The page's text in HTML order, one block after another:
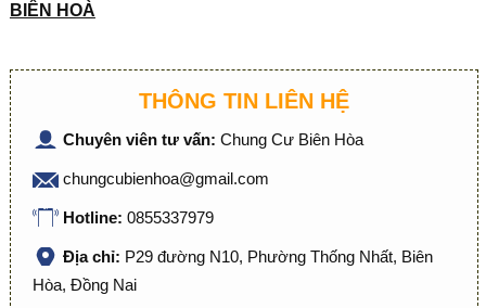
BIÊN HOÀ
THÔNG TIN LIÊN HỆ
Chuyên viên tư vấn: Chung Cư Biên Hòa
chungcubienhoa@gmail.com
Hotline: 0855337979
Địa chỉ: P29 đường N10, Phường Thống Nhất, Biên
Hòa, Đồng Nai